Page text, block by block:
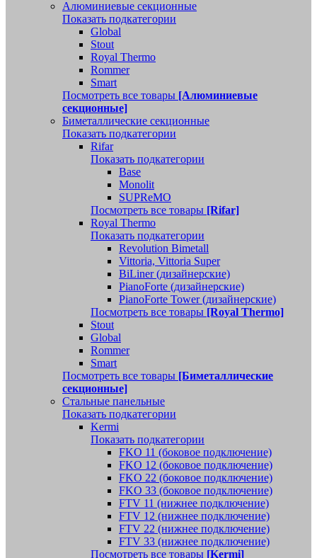
Алюминиевые секционные
Показать подкатегории
Global
Stout
Royal Thermo
Rommer
Smart
Посмотреть все товары [Алюминиевые
секционные]
Биметаллические секционные
Показать подкатегории
Rifar
Показать подкатегории
Base
Monolit
SUPReMO
Посмотреть все товары [Rifar]
Royal Thermo
Показать подкатегории
Revolution Bimetall
Vittoria, Vittoria Super
BiLiner (дизайнерские)
PianoForte (дизайнерские)
PianoForte Tower (дизайнерские)
Посмотреть все товары [Royal Thermo]
Stout
Global
Rommer
Smart
Посмотреть все товары [Биметаллические
секционные]
Стальные панельные
Показать подкатегории
Kermi
Показать подкатегории
FKO 11 (боковое подключение)
FKO 12 (боковое подключение)
FKO 22 (боковое подключение)
FKO 33 (боковое подключение)
FTV 11 (нижнее подключение)
FTV 12 (нижнее подключение)
FTV 22 (нижнее подключение)
FTV 33 (нижнее подключение)
Посмотреть все товары [Kermi]